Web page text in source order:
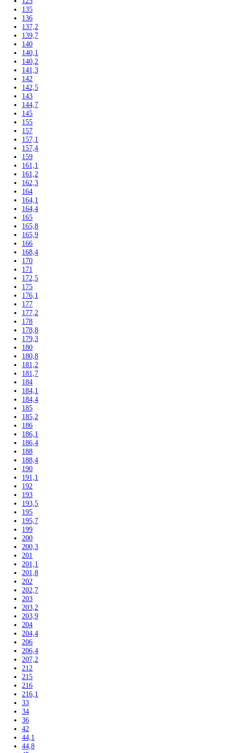
Kávovary
Uncategorized
Filtrovať podla výšky
102
104
117,5
122
122,5
123
123,6
124,1
125
135
136
137,2
139,7
140
140,1
140,2
141,3
142
142,5
143
144,7
145
155
157
157,1
157,4
159
161,1
161,2
162,3
164
164,1
164,4
165
165,8
165,9
166
168,4
170
171
172,5
175
176,1
177
177,2
178
178,8
179,3
180
180,8
181,2
181,7
184
184,1
184,4
185
185,2
186
186,1
186,4
188
188,4
190
191,1
192